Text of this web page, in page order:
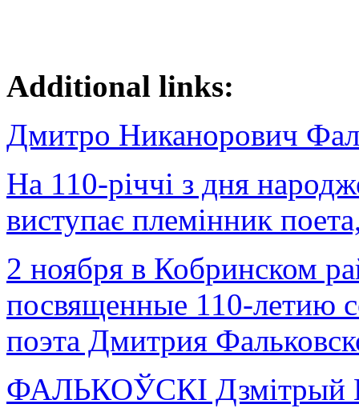
Additional links:
Дмитро Никанорович
На 110-річчі з дня
виступає племінник
2 ноября в Кобринском
посвященные 110-летию
поэта Дмитрия
ФАЛЬКОЎСКІ Дзмітрый